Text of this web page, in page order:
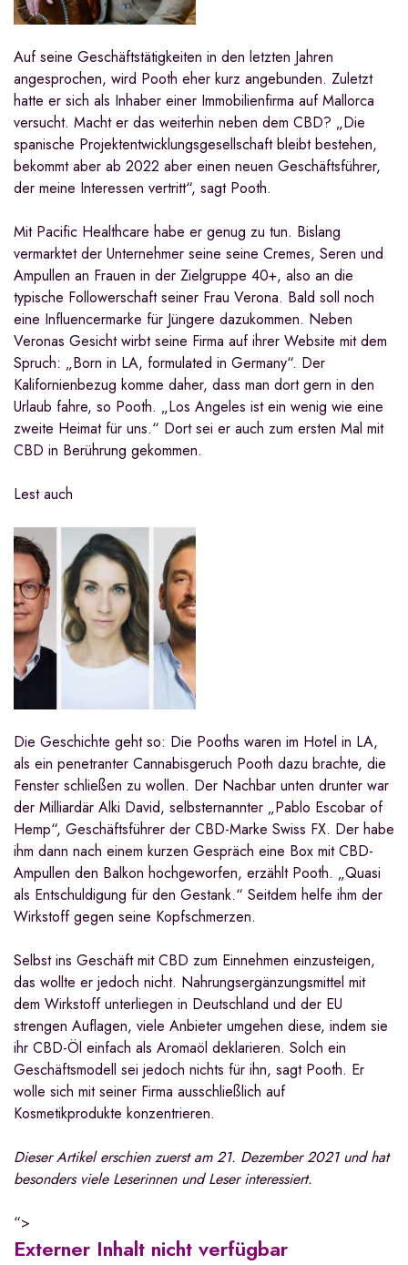
Auf seine Geschäftstätigkeiten in den letzten Jahren
angesprochen, wird Pooth eher kurz angebunden. Zuletzt
hatte er sich als Inhaber einer Immobilienfirma auf Mallorca
versucht. Macht er das weiterhin neben dem CBD? „Die
spanische Projektentwicklungsgesellschaft bleibt bestehen,
bekommt aber ab 2022 aber einen neuen Geschäftsführer,
der meine Interessen vertritt“, sagt Pooth.
Mit Pacific Healthcare habe er genug zu tun. Bislang
vermarktet der Unternehmer seine seine Cremes, Seren und
Ampullen an Frauen in der Zielgruppe 40+, also an die
typische Followerschaft seiner Frau Verona. Bald soll noch
eine Influencermarke für Jüngere dazukommen. Neben
Veronas Gesicht wirbt seine Firma auf ihrer Website mit dem
Spruch: „Born in LA, formulated in Germany“. Der
Kalifornienbezug komme daher, dass man dort gern in den
Urlaub fahre, so Pooth. „Los Angeles ist ein wenig wie eine
zweite Heimat für uns.“ Dort sei er auch zum ersten Mal mit
CBD in Berührung gekommen.
Lest auch
Die Geschichte geht so: Die Pooths waren im Hotel in LA,
als ein penetranter Cannabisgeruch Pooth dazu brachte, die
Fenster schließen zu wollen. Der Nachbar unten drunter war
der Milliardär Alki David, selbsternannter „Pablo Escobar of
Hemp“, Geschäftsführer der CBD-Marke Swiss FX. Der habe
ihm dann nach einem kurzen Gespräch eine Box mit CBD-
Ampullen den Balkon hochgeworfen, erzählt Pooth. „Quasi
als Entschuldigung für den Gestank.“ Seitdem helfe ihm der
Wirkstoff gegen seine Kopfschmerzen.
Selbst ins Geschäft mit CBD zum Einnehmen einzusteigen,
das wollte er jedoch nicht. Nahrungsergänzungsmittel mit
dem Wirkstoff unterliegen in Deutschland und der EU
strengen Auflagen, viele Anbieter umgehen diese, indem sie
ihr CBD-Öl einfach als Aromaöl deklarieren. Solch ein
Geschäftsmodell sei jedoch nichts für ihn, sagt Pooth. Er
wolle sich mit seiner Firma ausschließlich auf
Kosmetikprodukte konzentrieren.
Dieser Artikel erschien zuerst am 21. Dezember 2021 und hat
besonders viele Leserinnen und Leser interessiert.
“>
Externer Inhalt nicht verfügbar